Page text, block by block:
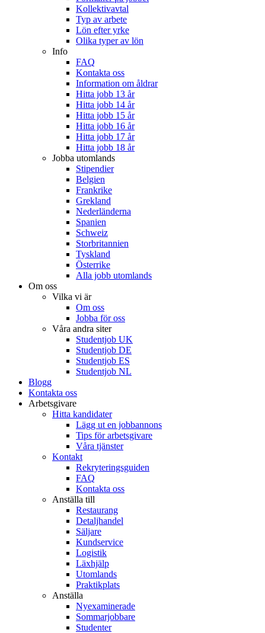
Kollektivavtal
Typ av arbete
Lön efter yrke
Olika typer av lön
Info
FAQ
Kontakta oss
Information om åldrar
Hitta jobb 13 år
Hitta jobb 14 år
Hitta jobb 15 år
Hitta jobb 16 år
Hitta jobb 17 år
Hitta jobb 18 år
Jobba utomlands
Stipendier
Belgien
Frankrike
Grekland
Nederländerna
Spanien
Schweiz
Storbritannien
Tyskland
Österrike
Alla jobb utomlands
Om oss
Vilka vi är
Om oss
Jobba för oss
Våra andra siter
Studentjob UK
Studentjob DE
Studentjob ES
Studentjob NL
Blogg
Kontakta oss
Arbetsgivare
Hitta kandidater
Lägg ut en jobbannons
Tips för arbetsgivare
Våra tjänster
Kontakt
Rekryteringsguiden
FAQ
Kontakta oss
Anställa till
Restaurang
Detaljhandel
Säljare
Kundservice
Logistik
Läxhjälp
Utomlands
Praktikplats
Anställa
Nyexaminerade
Sommarjobbare
Studenter